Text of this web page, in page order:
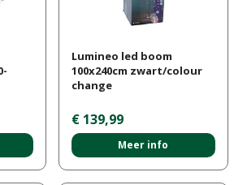
Lumineo led boom
100x240cm zwart/colour
change
€ 139,99
Meer info